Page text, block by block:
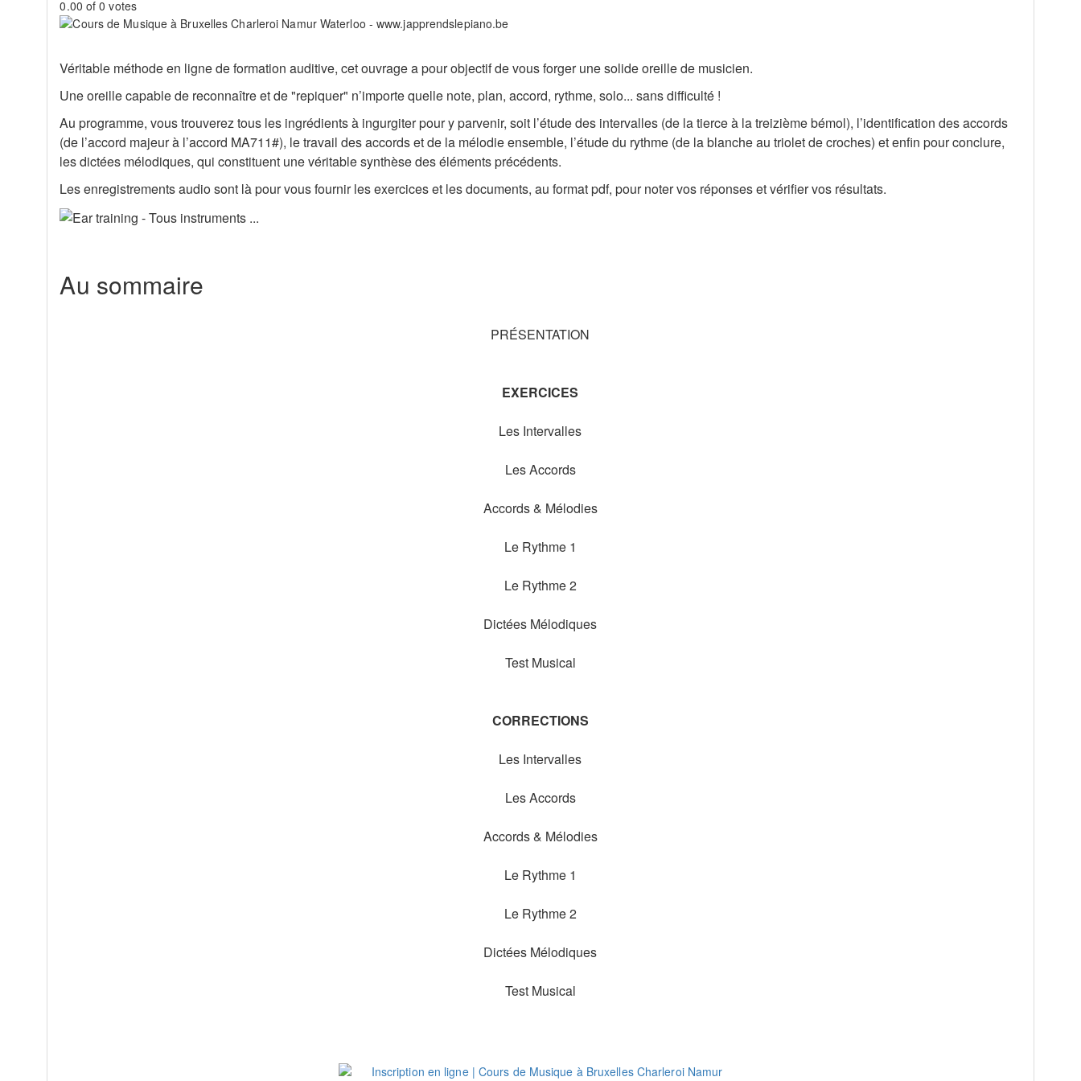
0.00 of 0 votes
Véritable méthode en ligne de formation auditive, cet ouvrage a pour objectif de vous forger une solide oreille de musicien.
Une oreille capable de reconnaître et de "repiquer" n’importe quelle note, plan, accord, rythme, solo... sans difficulté !
Au programme, vous trouverez tous les ingrédients à ingurgiter pour y parvenir, soit l’étude des intervalles (de la tierce à la treizième bémol), l’identification des accords
(de l’accord majeur à l’accord MA711#), le travail des accords et de la mélodie ensemble, l’étude du rythme (de la blanche au triolet de croches) et enfin pour conclure,
les dictées mélodiques, qui constituent une véritable synthèse des éléments précédents.
Les enregistrements audio sont là pour vous fournir les exercices et les documents, au format pdf, pour noter vos réponses et vérifier vos résultats.
Au sommaire
PRÉSENTATION
EXERCICES
Les Intervalles
Les Accords
Accords & Mélodies
Le Rythme 1
Le Rythme 2
Dictées Mélodiques
Test Musical
CORRECTIONS
Les Intervalles
Les Accords
Accords & Mélodies
Le Rythme 1
Le Rythme 2
Dictées Mélodiques
Test Musical